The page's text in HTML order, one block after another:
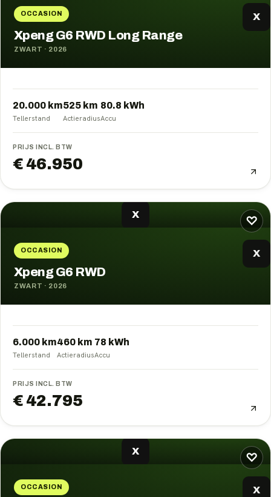
OCCASION X
Xpeng G6 RWD Long Range
ZWART · 2026
20.000 km
Tellerstand
525 km
Actieradius
80.8 kWh
Accu
PRIJS INCL. BTW
€ 46.950
♡
X
OCCASION X
Xpeng G6 RWD
ZWART · 2026
6.000 km
Tellerstand
460 km
Actieradius
78 kWh
Accu
PRIJS INCL. BTW
€ 42.795
♡
X
OCCASION X